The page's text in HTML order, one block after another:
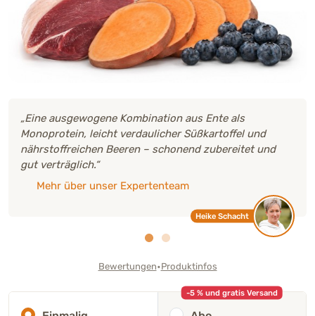
„Eine ausgewogene Kombination aus Ente als
Monoprotein, leicht verdaulicher Süßkartoffel und
nährstoffreichen Beeren – schonend zubereitet und
gut verträglich.“
Mehr über unser Expertenteam
Heike Schacht
Bewertungen•Produktinfos
-5 % und gratis Versand